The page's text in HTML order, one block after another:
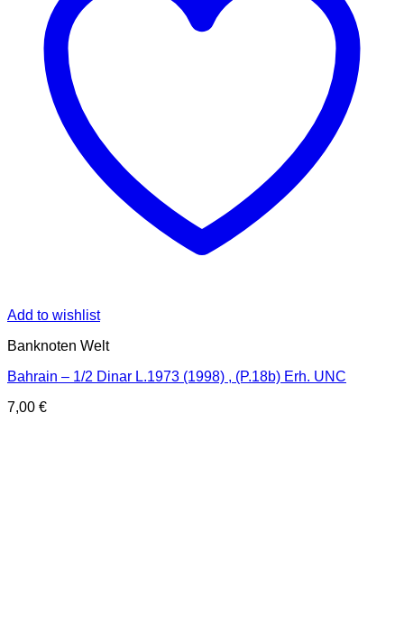
Add to wishlist
Banknoten Welt
Bahrain – 1/2 Dinar L.1973 (1998) , (P.18b) Erh. UNC
7,00 €